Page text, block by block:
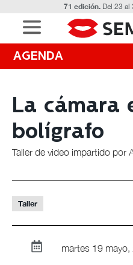
71 edición.Del 23 al
AGENDA
La cámara
bolígrafo
Taller de video impartido por
Taller
martes 19 mayo,